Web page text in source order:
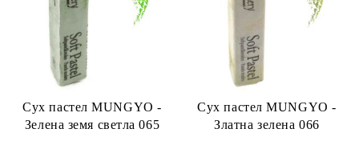
Сух пастел MUNGYO -
Зелена земя светла 065
Сух пастел MUNGYO -
Златна зелена 066